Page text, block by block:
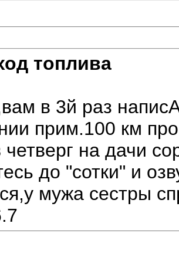
топлива
в 3й раз
прим.100 км
на дачи
до "сотки" и
мужа сестры